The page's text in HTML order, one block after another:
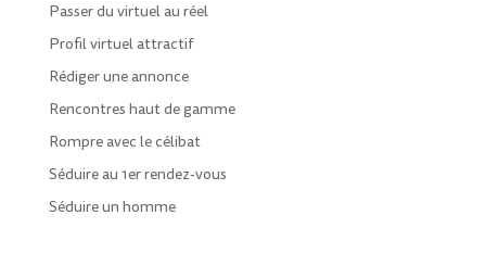
Passer du virtuel au réel
Profil virtuel attractif
Rédiger une annonce
Rencontres haut de gamme
Rompre avec le célibat
Séduire au 1er rendez-vous
Séduire un homme